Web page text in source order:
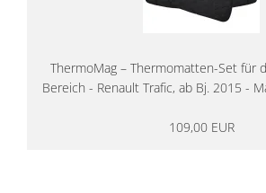
ThermoMag – Thermomatten-Set für
Bereich - Renault Trafic, ab Bj. 2015 -
109,00 EUR